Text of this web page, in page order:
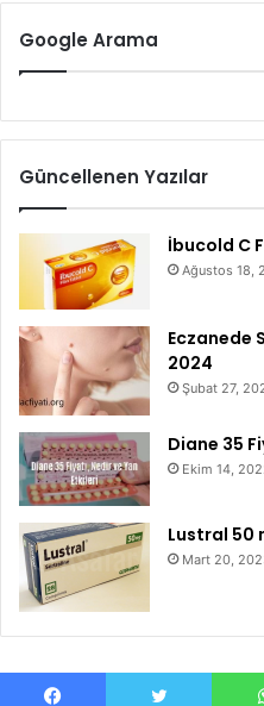
Google Arama
Güncellenen Yazılar
İbucold C
Ağustos 18,
Eczanede
2024
Şubat 27,
Diane 35
Ekim 14,
Lustral 50
Mart 20,